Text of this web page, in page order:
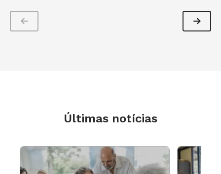
públicos estivesse clara", afirma.
os livros mais emprestados em 2015 traz
sellers estrangeiros de autores como John
Green e Nora roberts.
Últimas notícias